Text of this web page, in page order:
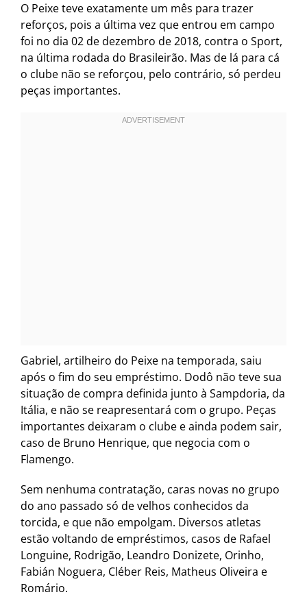
O Peixe teve exatamente um mês para trazer
reforços, pois a última vez que entrou em campo
foi no dia 02 de dezembro de 2018, contra o Sport,
na última rodada do Brasileirão. Mas de lá para cá
o clube não se reforçou, pelo contrário, só perdeu
peças importantes.
Gabriel, artilheiro do Peixe na temporada, saiu
após o fim do seu empréstimo. Dodô não teve sua
situação de compra definida junto à Sampdoria, da
Itália, e não se reapresentará com o grupo. Peças
importantes deixaram o clube e ainda podem sair,
caso de Bruno Henrique, que negocia com o
Flamengo.
Sem nenhuma contratação, caras novas no grupo
do ano passado só de velhos conhecidos da
torcida, e que não empolgam. Diversos atletas
estão voltando de empréstimos, casos de Rafael
Longuine, Rodrigão, Leandro Donizete, Orinho,
Fabián Noguera, Cléber Reis, Matheus Oliveira e
Romário.